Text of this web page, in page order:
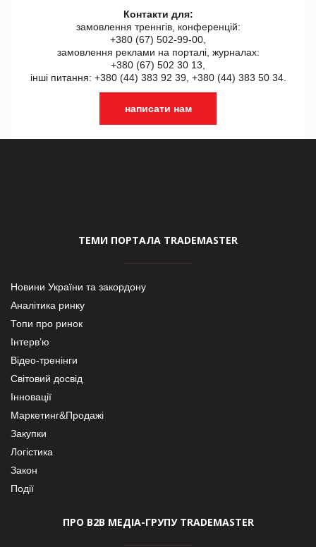
Контакти для:
замовлення треннгів, конференцій:
+380 (67) 502-99-00,
замовлення реклами на порталі, журналах:
+380 (67) 502 30 13,
інші питання: +380 (44) 383 92 39, +380 (44) 383 50 34.
написати нам
ТЕМИ ПОРТАЛА TRADEMASTER
Новини України та закордону
Аналітика ринку
Топи про ринок
Інтерв’ю
Відео-тренінги
Світовий досвід
Інновації
Маркетинг&Продажі
Закупки
Логістика
Закон
Події
ПРО В2В МЕДІА-ГРУПУ TRADEMASTER